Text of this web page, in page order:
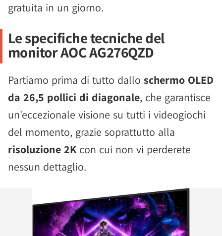
gratuita in un giorno.
Le specifiche tecniche del
monitor AOC AG276QZD
Partiamo prima di tutto dallo schermo OLED
da 26,5 pollici di diagonale, che garantisce
un'eccezionale visione su tutti i videogiochi
del momento, grazie soprattutto alla
risoluzione 2Kcon cui non vi perderete
nessun dettaglio.